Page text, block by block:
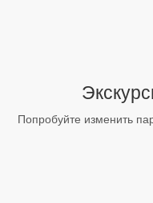
Попробуйте изменить